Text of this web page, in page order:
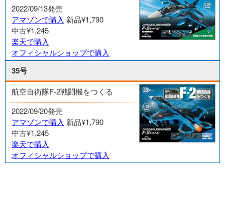
2022/09/13発売
アマゾンで購入 新品¥1,790
中古¥1,245
楽天で購入
オフィシャルショップで購入
35号
航空自衛隊F-2戦闘機をつくる
2022/09/20発売
アマゾンで購入 新品¥1,790
中古¥1,245
楽天で購入
オフィシャルショップで購入